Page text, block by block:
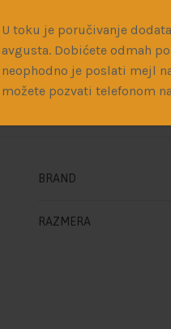
U toku je poručivanje
avgusta. Dobićete odmah
neophodno je poslati mejl
možete pozvati telefonom
BRAND
RAZMERA